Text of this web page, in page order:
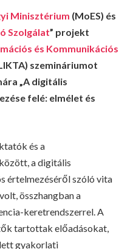
Minisztérium (MoES) és
Szolgálat” projekt
és Kommunikációs
szemináriumot
„A digitális
felé: elmélet és
és a
a digitális
értelmezéséről szóló vita
összhangban a
keretrendszerrel. A
tartottak előadásokat,
gyakorlati